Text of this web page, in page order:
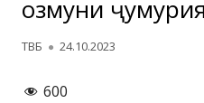
озмуни
Автор
ТВБ Опубликовано
24.10.2023
600